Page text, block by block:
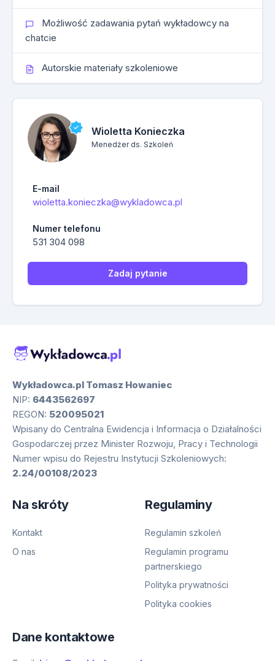
Możliwość zadawania pytań wykładowcy na
chatcie
Autorskie materiały szkoleniowe
Wioletta Konieczka
Menedżer ds. Szkoleń
E-mail
wioletta.konieczka@wykladowca.pl
Numer telefonu
531 304 098
Zadaj pytanie
Wykładowca.pl Tomasz Howaniec
NIP: 6443562697
REGON: 520095021
Wpisany do Centralna Ewidencja i Informacja o Działalności
Gospodarczej przez Minister Rozwoju, Pracy i Technologii
Numer wpisu do Rejestru Instytucji Szkoleniowych:
2.24/00108/2023
Na skróty
Kontakt
O nas
Regulaminy
Regulamin szkoleń
Regulamin programu
partnerskiego
Polityka prywatności
Polityka cookies
Dane kontaktowe